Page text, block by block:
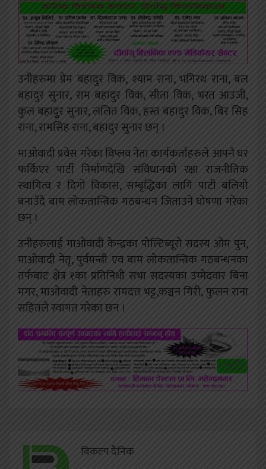
उनीहरुमा प्रेम बहादुर विक, श्याम राना, भगिरथ राना, बल
बहादुर सुनार, राम बहादुर विक, सीता विक, भरत आउजी,
कुल बहादुृर सुनार, ललित विक, हस्त बहादुर विक, बिर सिह
राना, रामसिह राना, बहादुर सुनार छन् ।
माओवादी प्रवेस गरेका विप्लव नेता कार्यकर्ताहरुले आफ्नै घर
फर्किएर पार्टी निर्माणदेखि संविधानको रक्षा राजनीतिक
स्थायित्व र दिगो विकास, सम्बृद्धिका लागि पाटी बलियो
बनाउँदै बाम लोकतान्त्रिक गठबन्धन जिताउने घोषणा गरेका
छन् ।
उनीहरुलाई माओवादी केन्द्रका पोल्टिब्यूरो सदस्य ओम पुन,
माओवादी नेतृ, पुर्वमन्त्री एव बाम लोकतान्त्रिक गठबन्धनका
तर्फबाट क्षेत्र १का प्रतिनिधी सभा सदस्यका उम्मेदवार बिना
मगर, माओवादी नेताहरु रामदत्त भट्ट,कञ्चन गिरी, फुलन राना
सहितले स्वागत गरेका छन ।
विकल्प दैनिक